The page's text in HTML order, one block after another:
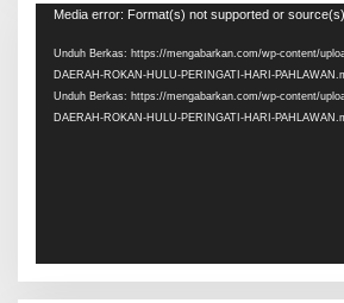
Pemutar
Media error: Format(s) not supported or
Unduh Berkas: https://mengabarkan.com/wp-content/
DAERAH-ROKAN-HULU-PERINGATI-HARI-
Unduh Berkas: https://mengabarkan.com/wp-content/
DAERAH-ROKAN-HULU-PERINGATI-HARI-